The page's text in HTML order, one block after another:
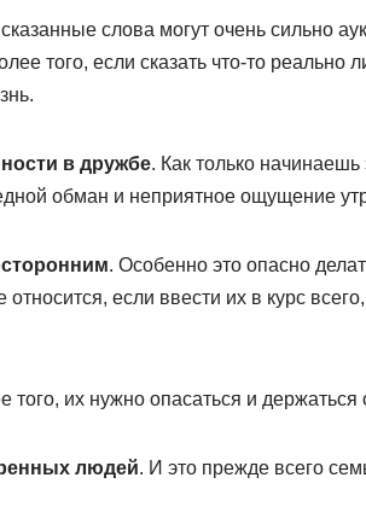
слова могут очень сильно
того, если сказать что-то
в дружбе. Как только начинаешь
обман и неприятное ощущение
. Особенно это опасно
если ввести их в курс
того, их нужно опасаться и
людей. И это прежде всего